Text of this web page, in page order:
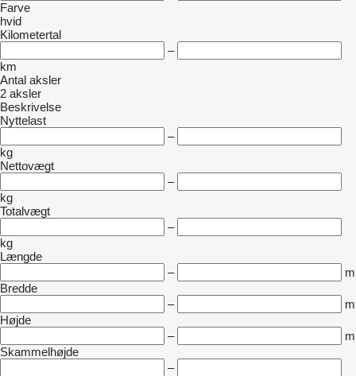
Farve
hvid
Kilometertal
–
km
Antal aksler
2 aksler
Beskrivelse
Nyttelast
–
kg
Nettovægt
–
kg
Totalvægt
–
kg
Længde
–
m
Bredde
–
m
Højde
–
m
Skammelhøjde
–